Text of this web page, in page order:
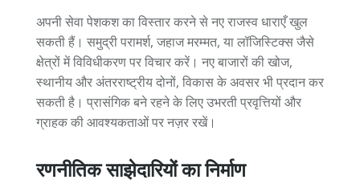
अपनी सेवा पेशकश का विस्तार करने से नए राजस्व धाराएँ खुल
सकती हैं। समुद्री परामर्श, जहाज मरम्मत, या लॉजिस्टिक्स जैसे
क्षेत्रों में विविधीकरण पर विचार करें। नए बाजारों की खोज,
स्थानीय और अंतरराष्ट्रीय दोनों, विकास के अवसर भी प्रदान कर
सकती है। प्रासंगिक बने रहने के लिए उभरती प्रवृत्तियों और
ग्राहक की आवश्यकताओं पर नज़र रखें।
रणनीतिक साझेदारियों का निर्माण